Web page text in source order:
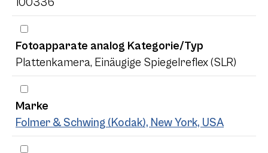
Fotoapparate analog Kategorie/Typ
Plattenkamera, Einäugige Spiegelreflex (SLR)
Marke
Folmer & Schwing (Kodak), New York, USA